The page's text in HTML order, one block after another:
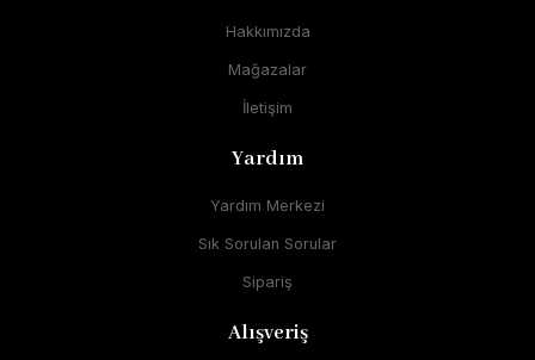
Hakkımızda
Mağazalar
İletişim
Yardım
Yardım Merkezi
Sık Sorulan Sorular
Sipariş
Alışveriş